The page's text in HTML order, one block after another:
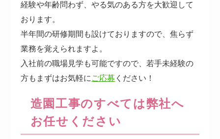
経験や年齢問わず、やる気のある方を大歓迎して
おります。
半年間の研修期間も設けておりますので、焦らず
業務を覚えられますよ。
入社前の職場見学も可能ですので、若手未経験の
方もまずはお気軽にご応募 ください！
造園工事のすべては弊社へ
お任せください